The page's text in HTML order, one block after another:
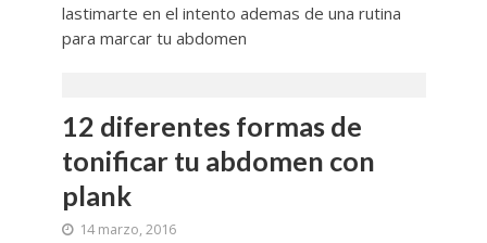
lastimarte en el intento ademas de una rutina
para marcar tu abdomen
12 diferentes formas de
tonificar tu abdomen con
plank
14 marzo, 2016